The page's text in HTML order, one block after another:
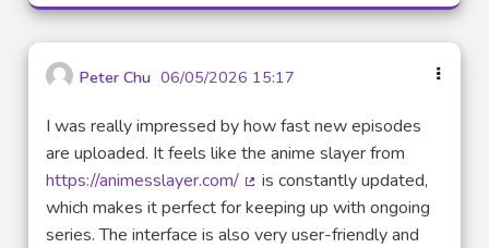
Peter Chu 06/05/2026 15:17
I was really impressed by how fast new episodes
are uploaded. It feels like the anime slayer from
https://animesslayer.com/
(Lien externe)
is constantly updated,
which makes it perfect for keeping up with ongoing
series. The interface is also very user-friendly and